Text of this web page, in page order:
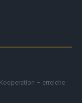
– erreiche